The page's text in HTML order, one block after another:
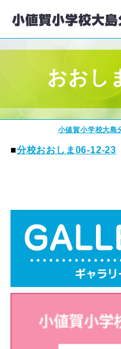
おおし
小値賀小学校大島
■分校おおしま06-12-23